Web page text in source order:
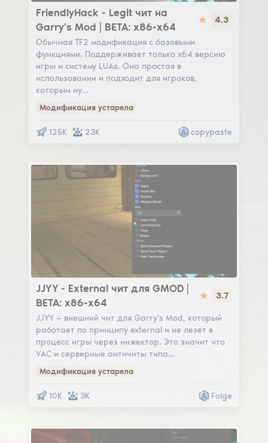
FriendlyHack
FriendlyHack - Legit чит на
Garry's Mod | BETA: x86-x64
4.3
Обычная TF2 модификация с базовыми
функциями. Поддерживает только x64 версию
игры и систему LUAs. Она простая в
использовании и подходит для игроков,
которым ну…
Модификация устарела
125K 23K copypaste
JJYY - External чит для GMOD |
BETA: x86-x64
3.7
JJYY — внешний чит для Garry's Mod, который
работает по принципу external и не лезет в
процесс игры через инжектор. Это значит что
VAC и серверные античиты типа…
Модификация устарела
10K 3K Folge